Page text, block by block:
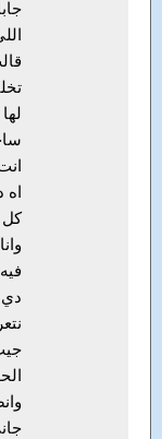
كل
دي